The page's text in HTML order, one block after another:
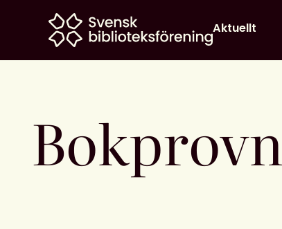
Home
Aktuellt